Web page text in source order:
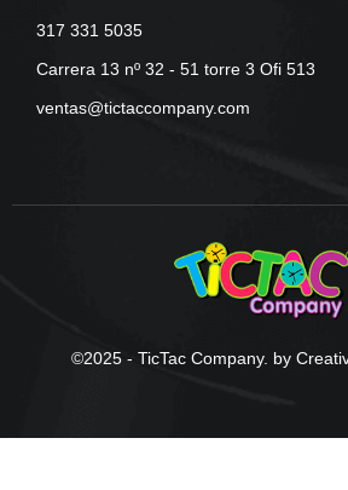
317 331 5035
Carrera 13 nº 32 - 51 torre 3 Ofi 513
ventas@tictaccompany.com
©2025 - TicTac Company. by